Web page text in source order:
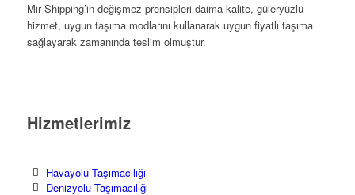
Mir Shipping’in değişmez prensipleri daima kalite, güleryüzlü
hizmet, uygun taşıma modlarını kullanarak uygun fiyatlı taşıma
sağlayarak zamanında teslim olmuştur.
Hizmetlerimiz
Havayolu Taşımacılığı
Denizyolu Taşımacılığı